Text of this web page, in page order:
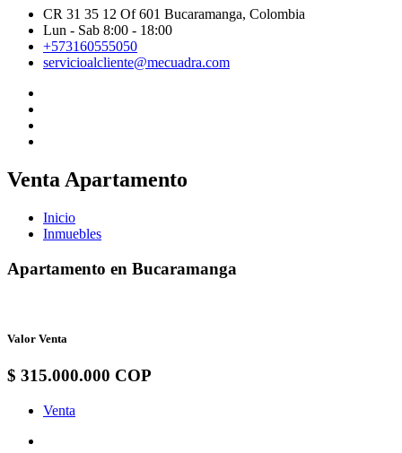
CR 31 35 12 Of 601 Bucaramanga, Colombia
Lun - Sab 8:00 - 18:00
+573160555050
servicioalcliente@mecuadra.com
Venta Apartamento
Inicio
Inmuebles
Apartamento en Bucaramanga
Valor Venta
$ 315.000.000 COP
Venta